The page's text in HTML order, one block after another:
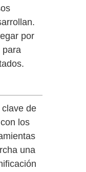
por
para
de
los
una